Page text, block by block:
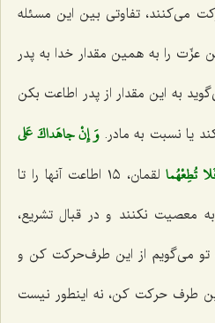
می‌كنند، تفاوتی بین این مسئله
عزّت را به همین مقدار خدا به پدر
به این مقدار از پدر اطاعت بكن
یا نسبت به مادر. وَ إِنْ جاهَداكَ عَلى‌
تُطِعْهُما
لقمان، ١٥ اطاعت آنها را تا
معصیت نكنند و در قبال تشریع،
می‌گویم از این طرف‌حركت كن و
طرف حركت كن، نه اینطور نیست